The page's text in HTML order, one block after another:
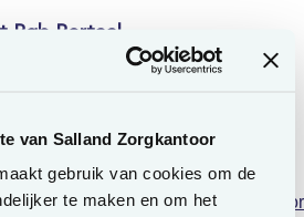
van Salland Zorgkantoor
gebruik van cookies om de
te maken en om het
Lees voor
Pgb Portaal
u op de website vanwww.mijnpgb.nl
Wlz 2026